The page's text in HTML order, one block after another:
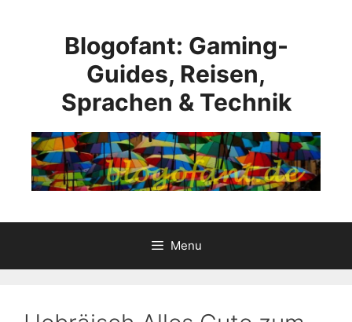
Blogofant: Gaming-
Guides, Reisen,
Sprachen & Technik
Menu